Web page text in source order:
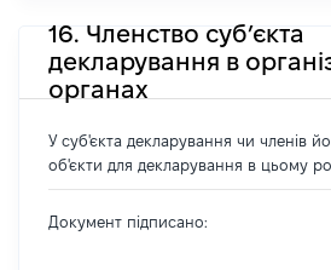
16. Членство суб’єкта
декларування в
органах
У суб'єкта декларування чи членів
об'єкти для декларування в цьому
Документ підписано: